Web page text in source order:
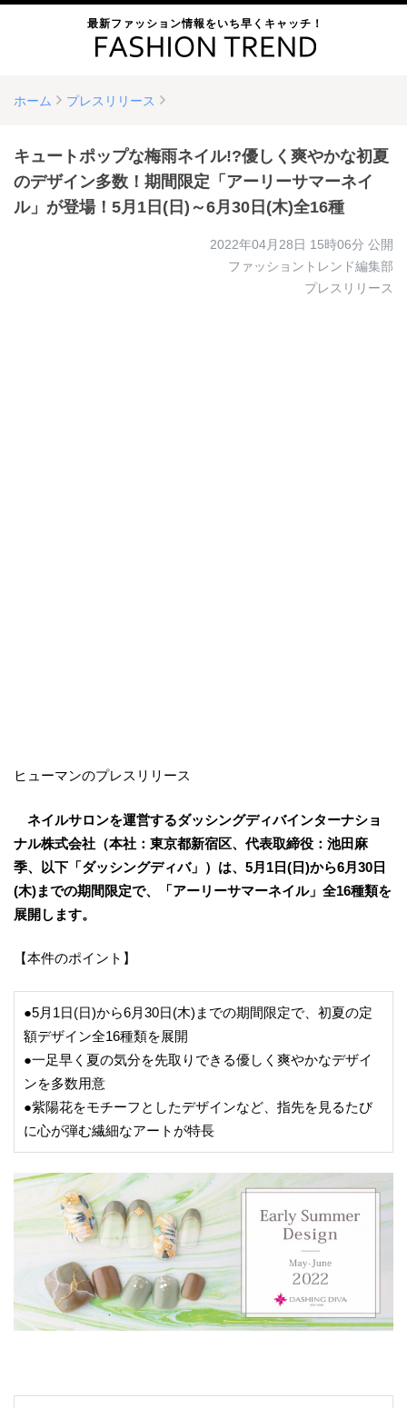
最新ファッション情報をいち早くキャッチ！
ホーム プレスリリース
キュートポップな梅雨ネイル!?優しく爽やかな初夏
のデザイン多数！期間限定「アーリーサマーネイ
ル」が登場！5月1日(日)～6月30日(木)全16種
2022年04月28日 15時06分 公開
ファッショントレンド編集部
プレスリリース
ヒューマンのプレスリリース
ネイルサロンを運営するダッシングディバインターナショ
ナル株式会社（本社：東京都新宿区、代表取締役：池田麻
季、以下「ダッシングディバ」）は、5月1日(日)から6月30日
(木)までの期間限定で、「アーリーサマーネイル」全16種類を
展開します。
【本件のポイント】
●5月1日(日)から6月30日(木)までの期間限定で、初夏の定
額デザイン全16種類を展開
●一足早く夏の気分を先取りできる優しく爽やかなデザイ
ンを多数用意
●紫陽花をモチーフとしたデザインなど、指先を見るたび
に心が弾む繊細なアートが特長